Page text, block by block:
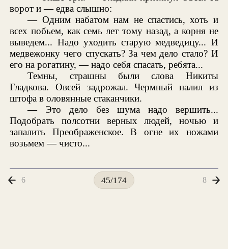
ворот и — едва слышно:
— Одним набатом нам не спастись, хоть и
всех побьем, как семь лет тому назад, а корня не
выведем... Надо уходить старую медведицу... И
медвежонку чего спускать? За чем дело стало? И
его на рогатину, — надо себя спасать, ребята...
Темны, страшны были слова Никиты
Гладкова. Овсей задрожал. Чермный налил из
штофа в оловянные стаканчики.
— Это дело без шума надо вершить...
Подобрать полсотни верных людей, ночью и
запалить Преображенское. В огне их ножами
возьмем — чисто...
6 45/174 8